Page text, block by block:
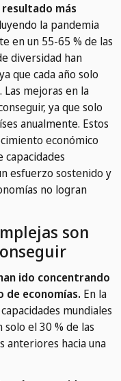
más
la pandemia
en un 55-65 % de las
diversidad han
que cada año solo
Las mejoras en la
ya que solo
anualmente. Estos
económico
esfuerzo sostenido y
no logran
son
ido concentrando
de economías. En la
mundiales
el 30 % de las
anteriores hacia una